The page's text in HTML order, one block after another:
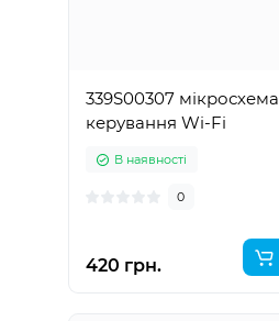
339S00307 мікросхема
керування Wi-Fi
В наявності
0
420 грн.